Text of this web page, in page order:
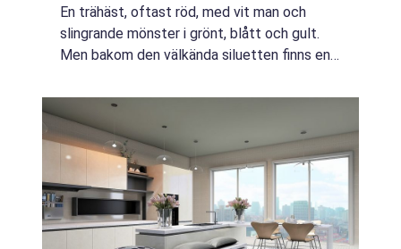
En trähäst, oftast röd, med vit man och
slingrande mönster i grönt, blått och gult.
Men bakom den välkända siluetten finns en
brasan, om envisa hantverkare i Nusn...